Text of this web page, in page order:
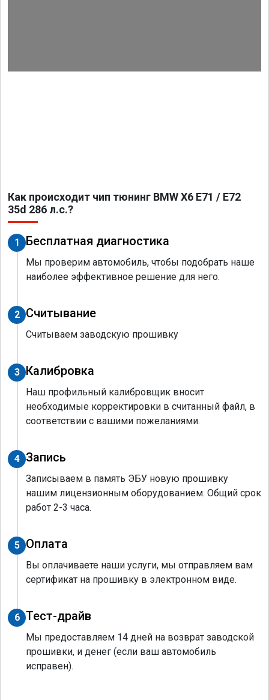
Как происходит чип тюнинг BMW X6 E71 / E72
35d 286 л.с.?
1 Бесплатная диагностика
Мы проверим автомобиль, чтобы подобрать наше
наиболее эффективное решение для него.
2 Считывание
Считываем заводскую прошивку
3 Калибровка
Наш профильный калибровщик вносит
необходимые корректировки в считанный файл, в
соответствии с вашими пожеланиями.
4 Запись
Записываем в память ЭБУ новую прошивку
нашим лицензионным оборудованием. Общий срок
работ 2-3 часа.
5 Оплата
Вы оплачиваете наши услуги, мы отправляем вам
сертификат на прошивку в электронном виде.
6 Тест-драйв
Мы предоставляем 14 дней на возврат заводской
прошивки, и денег (если ваш автомобиль
исправен).